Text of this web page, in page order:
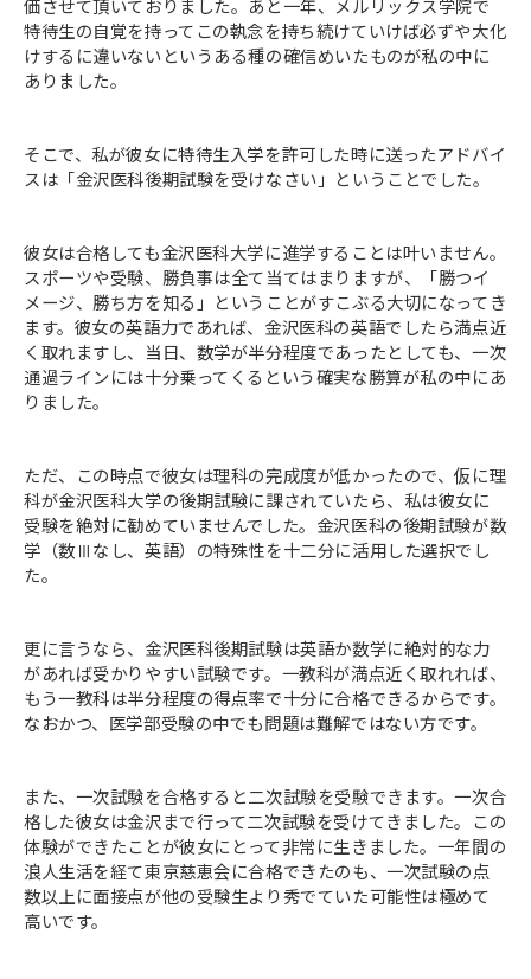
価させて頂いておりました。あと一年、メルリックス学院で
特待生の自覚を持ってこの執念を持ち続けていけば必ずや大化
けするに違いないというある種の確信めいたものが私の中に
ありました。
そこで、私が彼女に特待生入学を許可した時に送ったアドバイ
スは「金沢医科後期試験を受けなさい」ということでした。
彼女は合格しても金沢医科大学に進学することは叶いません。
スポーツや受験、勝負事は全て当てはまりますが、「勝つイ
メージ、勝ち方を知る」ということがすこぶる大切になってき
ます。彼女の英語力であれば、金沢医科の英語でしたら満点近
く取れますし、当日、数学が半分程度であったとしても、一次
通過ラインには十分乗ってくるという確実な勝算が私の中にあ
りました。
ただ、この時点で彼女は理科の完成度が低かったので、仮に理
科が金沢医科大学の後期試験に課されていたら、私は彼女に
受験を絶対に勧めていませんでした。金沢医科の後期試験が数
学（数Ⅲなし、英語）の特殊性を十二分に活用した選択でし
た。
更に言うなら、金沢医科後期試験は英語か数学に絶対的な力
があれば受かりやすい試験です。一教科が満点近く取れれば、
もう一教科は半分程度の得点率で十分に合格できるからです。
なおかつ、医学部受験の中でも問題は難解ではない方です。
また、一次試験を合格すると二次試験を受験できます。一次合
格した彼女は金沢まで行って二次試験を受けてきました。この
体験ができたことが彼女にとって非常に生きました。一年間の
浪人生活を経て東京慈恵会に合格できたのも、一次試験の点
数以上に面接点が他の受験生より秀でていた可能性は極めて
高いです。